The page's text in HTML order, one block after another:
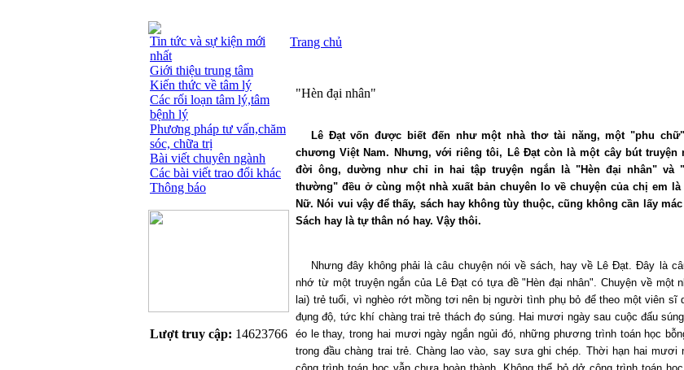
Tin tức và sự kiện mới
nhất
Giới thiệu trung tâm
Kiến thức về tâm lý
Các rối loạn tâm lý,tâm
bệnh lý
Phương pháp tư vấn,chăm
sóc, chữa trị
Bài viết chuyên ngành
Các bài viết trao đổi khác
Thông báo
Lượt truy cập: 14623766
Trang chủ
"Hèn đại nhân"
Lê Đạt vốn được biết đến như một nhà thơ tài năng, một "phu
chương Việt Nam. Nhưng, với riêng tôi, Lê Đạt còn là một cây bút truyện
đời ông, dường như chỉ in hai tập truyện ngắn là "Hèn đại nhân" và
thường" đều ở cùng một nhà xuất bản chuyên lo về chuyện của chị em là
Nữ. Nói vui vậy để thấy, sách hay không tùy thuộc, cũng không cần lấy
Sách hay là tự thân nó hay. Vậy thôi.
Nhưng đây không phải là câu chuyện nói về sách, hay về Lê Đạt. Đây là
nhớ từ một truyện ngắn của Lê Đạt có tựa đề "Hèn đại nhân". Chuyện về một
lai) trẻ tuổi, vì nghèo rớt mồng tơi nên bị người tình phụ bỏ để theo một viên sĩ
đụng độ, tức khí chàng trai trẻ thách đọ súng. Hai mươi ngày sau cuộc đấu
éo le thay, trong hai mươi ngày ngắn ngủi đó, những phương trình toán học
trong đầu chàng trai trẻ. Chàng lao vào, say sưa ghi chép. Thời hạn hai mươi